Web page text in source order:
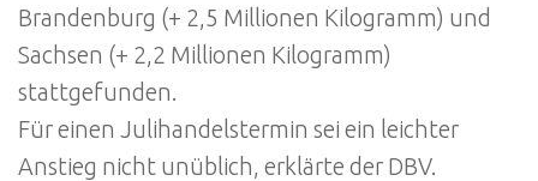
Brandenburg (+ 2,5 Millionen Kilogramm) und
Sachsen (+ 2,2 Millionen Kilogramm)
stattgefunden.
Für einen Julihandelstermin sei ein leichter
Anstieg nicht unüblich, erklärte der DBV.